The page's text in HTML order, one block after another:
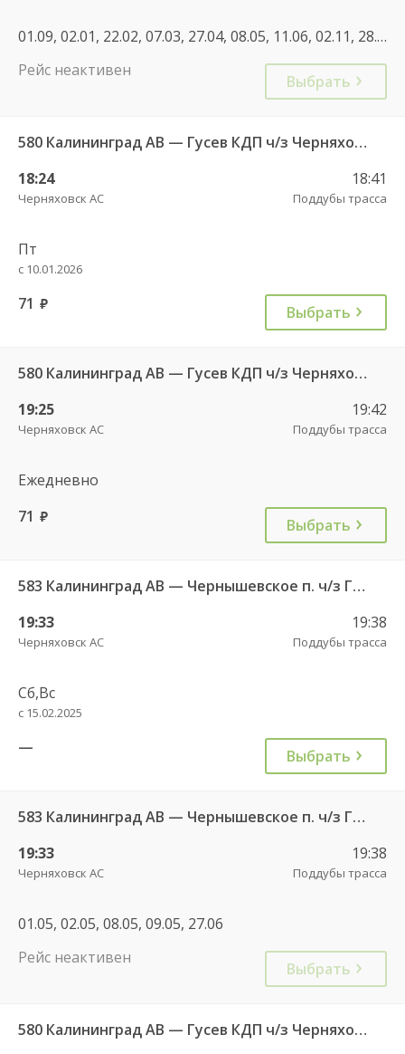
01.09, 02.01, 22.02, 07.03, 27.04, 08.05, 11.06, 02.11, 28.12, 02.01, 30.04, 07.05, 11.06, 01.11, 07.12, 01.01, 02.01
Рейс неактивен
Выбрать
580 Калининград АВ — Гусев КДП ч/з Черняховск АС
18:24
Черняховск АС
18:41
Поддубы трасса
Пт
с 10.01.2026
71 руб. Выбрать
580 Калининград АВ — Гусев КДП ч/з Черняховск АС
19:25
Черняховск АС
19:42
Поддубы трасса
Ежедневно
71 руб. Выбрать
583 Калининград АВ — Чернышевское п. ч/з Гвардейск КДП, Черняховск АС
19:33
Черняховск АС
19:38
Поддубы трасса
Сб,Вс
с 15.02.2025
— Выбрать
583 Калининград АВ — Чернышевское п. ч/з Гвардейск КДП, Черняховск АС
19:33
Черняховск АС
19:38
Поддубы трасса
01.05, 02.05, 08.05, 09.05, 27.06
Рейс неактивен
Выбрать
580 Калининград АВ — Гусев КДП ч/з Черняховск АС